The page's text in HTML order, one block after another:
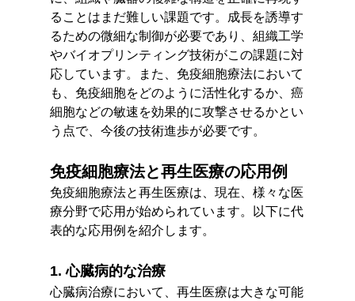
ることはまだ難しい課題です。成長を誘導す
るための微細な制御が必要であり、組織工学
やバイオプリンティング技術がこの課題に対
応しています。また、免疫細胞療法において
も、免疫細胞をどのように活性化するか、癌
細胞などの敏速を効果的に攻撃させるかとい
う点で、今後の技術進歩が必要です。
免疫細胞療法と再生医療の応用例
免疫細胞療法と再生医療は、現在、様々な医
療分野で応用が始められています。以下に代
表的な応用例を紹介します。
1. 心臓病的な治療
心臓病治療において、再生医療は大きな可能